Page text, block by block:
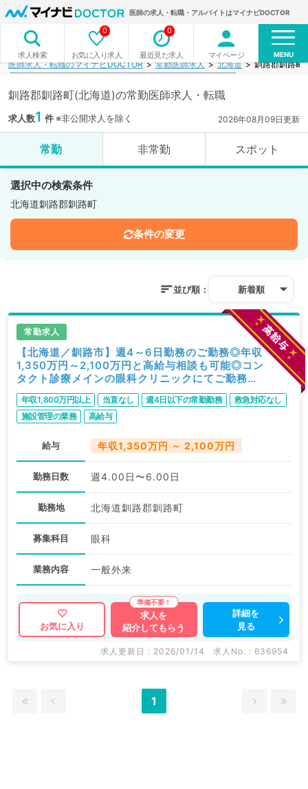
医師の求人・転職・アルバイトはマイナビDOCTOR
求人検索 お気に入り求人
0
最近見た求人
0
マイページ MENU
医師求人・転職のマイナビDOCTOR 常勤医師求人 北海道 釧路郡釧路町
釧路郡釧路町(北海道)の常勤医師求人・転職
求人数1 件※非公開求人を除く 2026年08月09日更新
常勤 非常勤 スポット
選択中の検索条件
北海道釧路郡釧路町
条件の変更
並び順： 新着順
常勤求人
【北海道／釧路市】週4～6日勤務のご勤務◎年収
1,350万円～2,100万円と高給与相談も可能◎コン
タクト診療メインの眼科クリニックにてご勤務で
す（眼科／常勤）
年収1,800万円以上 当直なし 週4日以下の常勤勤務
救急対応なし
施設管理の業務
高給与
給与 年収1,350万円 ～ 2,100万円
勤務日数 週4.00日〜6.00日
勤務地 北海道釧路郡釧路町
募集科目 眼科
業務内容 一般外来
お気に入り
求人を
紹介してもらう
詳細を
見る
求人更新日 : 2026/01/14 求人No. : 636954
1